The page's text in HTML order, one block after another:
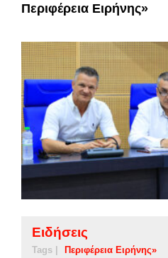
Περιφέρεια Ειρήνης»
Ειδήσεις
Tags | Περιφέρεια Ειρήνης»